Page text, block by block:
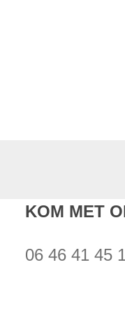
KOM MET
06 46 41 45